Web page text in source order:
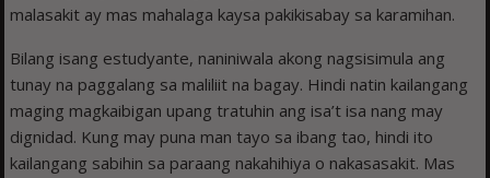
malasakit ay mas mahalaga kaysa pakikisabay sa karamihan.
Bilang isang estudyante, naniniwala akong nagsisimula ang
tunay na paggalang sa maliliit na bagay. Hindi natin kailangang
maging magkaibigan upang tratuhin ang isa’t isa nang may
dignidad. Kung may puna man tayo sa ibang tao, hindi ito
kailangang sabihin sa paraang nakahihiya o nakasasakit. Mas